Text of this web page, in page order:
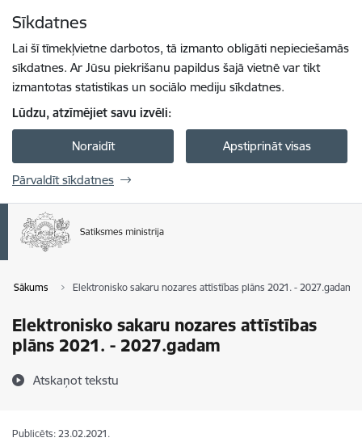
Sīkdatnes
Lai šī tīmekļvietne darbotos, tā izmanto obligāti nepieciešamās
sīkdatnes. Ar Jūsu piekrišanu papildus šajā vietnē var tikt
izmantotas statistikas un sociālo mediju sīkdatnes.
Lūdzu, atzīmējiet savu izvēli:
Noraidīt Apstiprināt visas
Pārvaldīt sīkdatnes
Sākums Elektronisko sakaru nozares attīstības plāns 2021. - 2027.gadam
Elektronisko sakaru nozares attīstības
plāns 2021. - 2027.gadam
Atskaņot tekstu
Publicēts: 23.02.2021.